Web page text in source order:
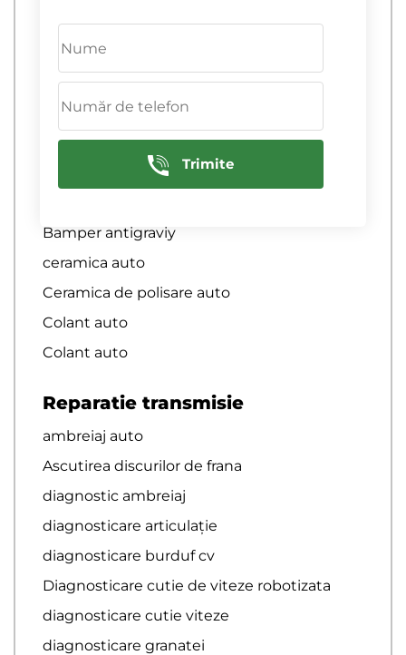
Antigravita poliuretana
Aplicare autocolant auto
asigurare auto
Autocolant auto
autocolant carbon auto
Autocolant caroserie auto
Bamper antigraviy
ceramica auto
Ceramica de polisare auto
Colant auto
Colant auto
Reparatie transmisie
ambreiaj auto
Ascutirea discurilor de frana
diagnostic ambreiaj
diagnosticare articulație
diagnosticare burduf cv
Diagnosticare cutie de viteze robotizata
diagnosticare cutie viteze
diagnosticare granatei
Trimite